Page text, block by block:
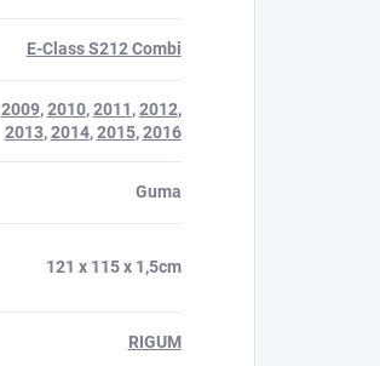
E-Class S212 Combi
2009,2010,2011,2012,
2013,2014,2015,2016
Guma
121 x 115 x 1,5cm
RIGUM